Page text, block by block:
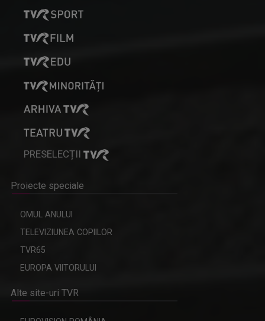
PRESELECȚII
Proiecte speciale
OMUL ANULUI
TELEVIZIUNEA COPIILOR
TVR65
EUROPA VIITORULUI
Alte site-uri TVR